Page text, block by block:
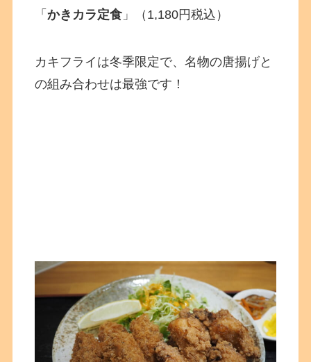
「かきカラ定食 」（1,180円税込）
カキフライは冬季限定で、名物の唐揚げと
の組み合わせは最強です！